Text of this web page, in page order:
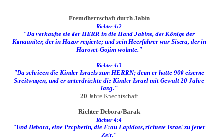
Fremdherrschaft durch Jabin
Richter 4:2
"Da verkaufte sie der HERR in die Hand Jabins, des Königs der
Kanaaniter, der in Hazor regierte; und sein Heerführer war Sisera, der in
Haroset-Gojim wohnte."
Richter 4:3
"Da schrieen die Kinder Israels zum HERRN; denn er hatte 900 eiserne
Streitwagen, und er unterdrückte die Kinder Israel mit Gewalt 20 Jahre
lang."
20 Jahre Knechtschaft
Richter Debora/Barak
Richter 4:4
"Und Debora, eine Prophetin, die Frau Lapidots, richtete Israel zu jener
Zeit."